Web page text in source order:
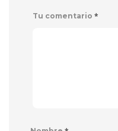
Tu comentario *